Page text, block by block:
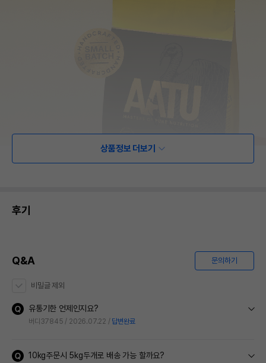
상품정보 더보기
후기
Q&A 문의하기
비밀글 제외
유통기한 언제인지요?
버디37845 2026.07.22 답변완료
10kg주문시 5kg두개로 배송 가능 할까요?